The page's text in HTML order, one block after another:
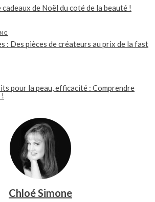
de Noël du coté de la beauté !
: Des pièces de créateurs au prix de la fast
pour la peau, efficacité : Comprendre
!
Chloé Simone